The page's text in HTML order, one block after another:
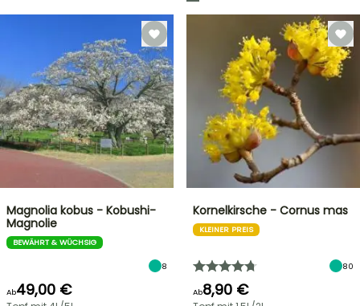
Magnolia kobus - Kobushi-
Magnolie
BEWÄHRT & WÜCHSIG
8
Ab49,00 €
Kornelkirsche - Cornus mas
KLEINER PREIS
80
Ab8,90 €